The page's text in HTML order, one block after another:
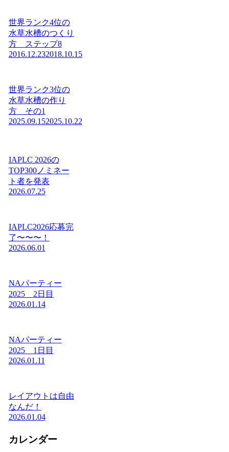
世界ランク4位の
水草水槽のつくり
方 ステップ8
2016.12.232018.10.15
世界ランク3位の
水草水槽の作り
方 その1
2025.09.152025.10.22
IAPLC 2026の
TOP300ノミネー
ト者を発表
2026.07.25
IAPLC2026応募完
了〜〜〜！
2026.06.01
NAパーティー
2025 2日目
2026.01.14
NAパーティー
2025 1日目
2026.01.11
レイアウトは自由
なんだ！
2026.01.04
カレンダー